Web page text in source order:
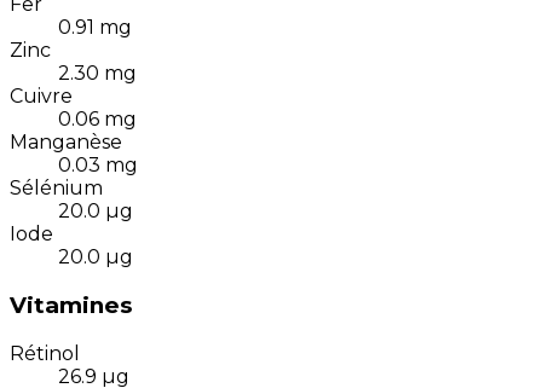
Fer
0.91 mg
Zinc
2.30 mg
Cuivre
0.06 mg
Manganèse
0.03 mg
Sélénium
20.0 µg
Iode
20.0 µg
Vitamines
Rétinol
26.9 µg